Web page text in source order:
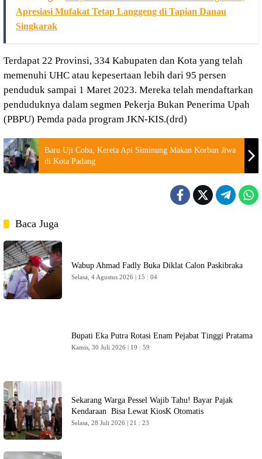
Apresiasi Mufakat Tetap Langgeng di Tapian Danau
Singkarak
Terdapat 22 Provinsi, 334 Kabupaten dan Kota yang telah
memenuhi UHC atau kepesertaan lebih dari 95 persen
penduduk sampai 1 Maret 2023. Mereka telah mendaftarkan
penduduknya dalam segmen Pekerja Bukan Penerima Upah
(PBPU) Pemda pada program JKN-KIS.(drd)
Baru Uji Coba, Kereta Api Siminung Makan Korban Jiwa
di Kota Padang
Baca Juga
Wabup Ahmad Fadly Buka Diklat Calon Paskibraka
Selasa, 4 Agustus 2026 | 15 : 04
Bupati Eka Putra Rotasi Enam Pejabat Tinggi Pratama
Kamis, 30 Juli 2026 | 19 : 59
Sekarang Warga Pessel Wajib Tahu! Bayar Pajak
Kendaraan Bisa Lewat KiosK Otomatis
Selasa, 28 Juli 2026 | 21 : 23